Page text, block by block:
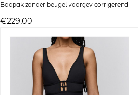
Badpak zonder beugel voorgev corrigerend
€229,00